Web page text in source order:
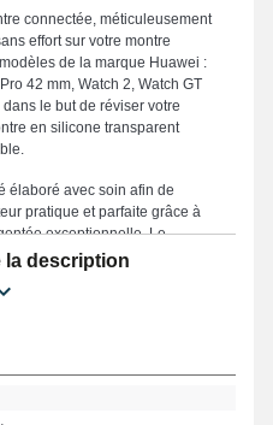
connectée, méticuleusement
effort sur votre montre
de la marque Huawei :
42 mm, Watch 2, Watch GT
le but de réviser votre
en silicone transparent
élaboré avec soin afin de
pratique et parfaite grâce à
exceptionnelle. Le
dans une taille de 20
compagnon parfait pour toutes
en vue de rénover un
harmonieusement votre
la description